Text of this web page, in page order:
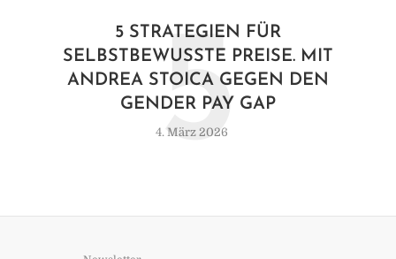
5 STRATEGIEN FÜR
SELBSTBEWUSSTE PREISE. MIT
ANDREA STOICA GEGEN DEN
GENDER PAY GAP
4. März 2026
5